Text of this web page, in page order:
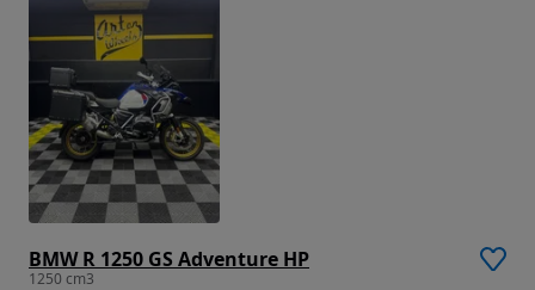
BMW R 1250 GS Adventure HP
1250 cm3